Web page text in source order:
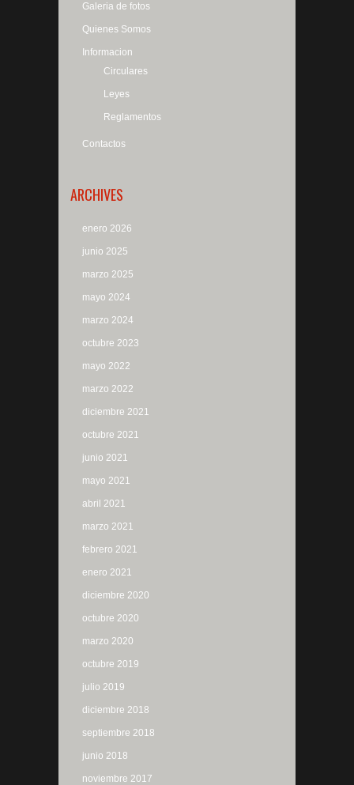
Galeria de fotos
Quienes Somos
Informacion
Circulares
Leyes
Reglamentos
Contactos
ARCHIVES
enero 2026
junio 2025
marzo 2025
mayo 2024
marzo 2024
octubre 2023
mayo 2022
marzo 2022
diciembre 2021
octubre 2021
junio 2021
mayo 2021
abril 2021
marzo 2021
febrero 2021
enero 2021
diciembre 2020
octubre 2020
marzo 2020
octubre 2019
julio 2019
diciembre 2018
septiembre 2018
junio 2018
noviembre 2017